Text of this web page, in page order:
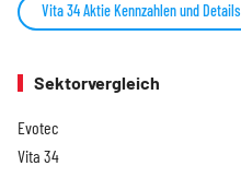
Vita 34 Aktie Kennzahlen und Details
Sektorvergleich
Evotec
Vita 34